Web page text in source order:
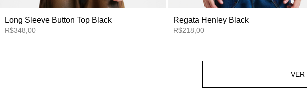
Long Sleeve Button Top Black
R$348,00
Regata Henley Black
R$218,00
VER